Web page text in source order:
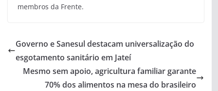
membros da Frente.
Governo e Sanesul destacam universalização do
esgotamento sanitário em Jateí
Mesmo sem apoio, agricultura familiar garante
70% dos alimentos na mesa do brasileiro